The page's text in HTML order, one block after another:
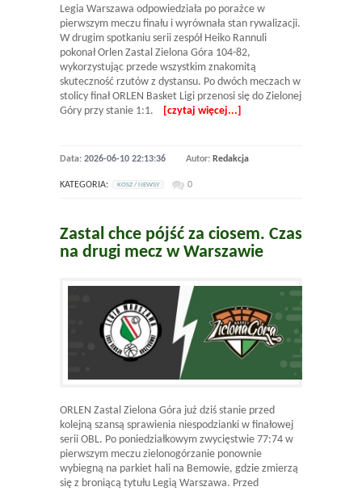
Legia Warszawa odpowiedziała po porażce w
pierwszym meczu finału i wyrównała stan rywalizacji.
W drugim spotkaniu serii zespół Heiko Rannuli
pokonał Orlen Zastal Zielona Góra 104-82,
wykorzystując przede wszystkim znakomitą
skuteczność rzutów z dystansu. Po dwóch meczach w
stolicy finał ORLEN Basket Ligi przenosi się do Zielonej
Góry przy stanie 1:1.
[czytaj więcej...]
Data: 2026-06-10 22:13:36 Autor: Redakcja
KATEGORIA: KOSZ / NEWSY 0
Zastal chce pójść za ciosem. Czas
na drugi mecz w Warszawie
ORLEN Zastal Zielona Góra już dziś stanie przed
kolejną szansą sprawienia niespodzianki w finałowej
serii OBL. Po poniedziałkowym zwycięstwie 77:74 w
pierwszym meczu zielonogórzanie ponownie
wybiegną na parkiet hali na Bemowie, gdzie zmierzą
się z broniącą tytułu Legią Warszawa. Przed